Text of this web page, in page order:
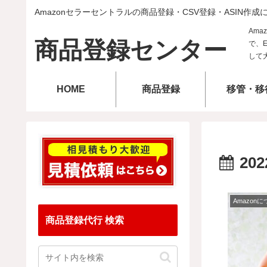
Amazonセラーセントラルの商品登録・CSV登録・ASIN作成
商品登録センター
HOME 商品登録 移管・移
Amazonに
商品登録代行 検索